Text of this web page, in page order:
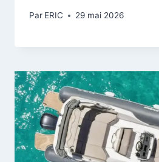
Par ERIC 29 mai 2026